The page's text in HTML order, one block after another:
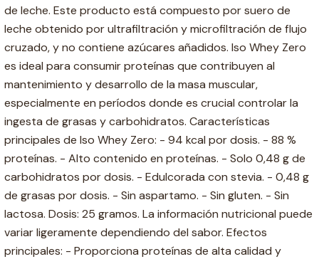
de leche. Este producto está compuesto por suero de
leche obtenido por ultrafiltración y microfiltración de flujo
cruzado, y no contiene azúcares añadidos. Iso Whey Zero
es ideal para consumir proteínas que contribuyen al
mantenimiento y desarrollo de la masa muscular,
especialmente en períodos donde es crucial controlar la
ingesta de grasas y carbohidratos. Características
principales de Iso Whey Zero: - 94 kcal por dosis. - 88 %
proteínas. - Alto contenido en proteínas. - Solo 0,48 g de
carbohidratos por dosis. - Edulcorada con stevia. - 0,48 g
de grasas por dosis. - Sin aspartamo. - Sin gluten. - Sin
lactosa. Dosis: 25 gramos. La información nutricional puede
variar ligeramente dependiendo del sabor. Efectos
principales: - Proporciona proteínas de alta calidad y